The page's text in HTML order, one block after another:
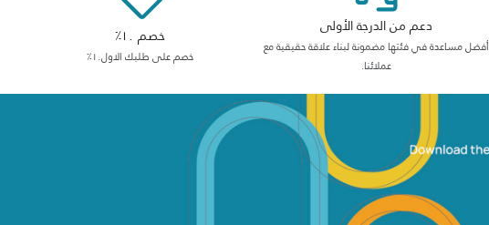
دعم من الدرجة الأولى
أفضل مساعدة في فئتها مضمونة لبناء علاقة حقيقية مع
عملائنا.
خصم ١٠٪
خصم على طلبك الاول١٠٪